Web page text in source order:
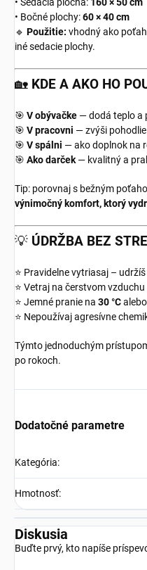
• Sedacia plocha: 160 × 50 cm
• Bočné plochy:60 × 40 cm
🔹 Použitie: vhodný ako
iné sedacie plochy.
🏡 KDE A AKO HO
🎯 V obývačke — dodá teplo a
🎯 V pracovni — zvýši
🎯 V spálni — ako doplnok na
🎯 Ako darček— kvalitný a
Tip: porovnaj s bežným
výnimočný komfort, ktorý
💡 ÚDRŽBA BEZ
⭐ Pravidelne vytriasaj –
⭐ Vetraj na čerstvom
⭐ Jemné pranie na 30 °C
⭐ Nepoužívaj agresívne
Týmto jednoduchým
po rokoch.
Dodatočné parametre
Kategória:
Hmotnosť:
Diskusia
Buďte prvý, kto napíše